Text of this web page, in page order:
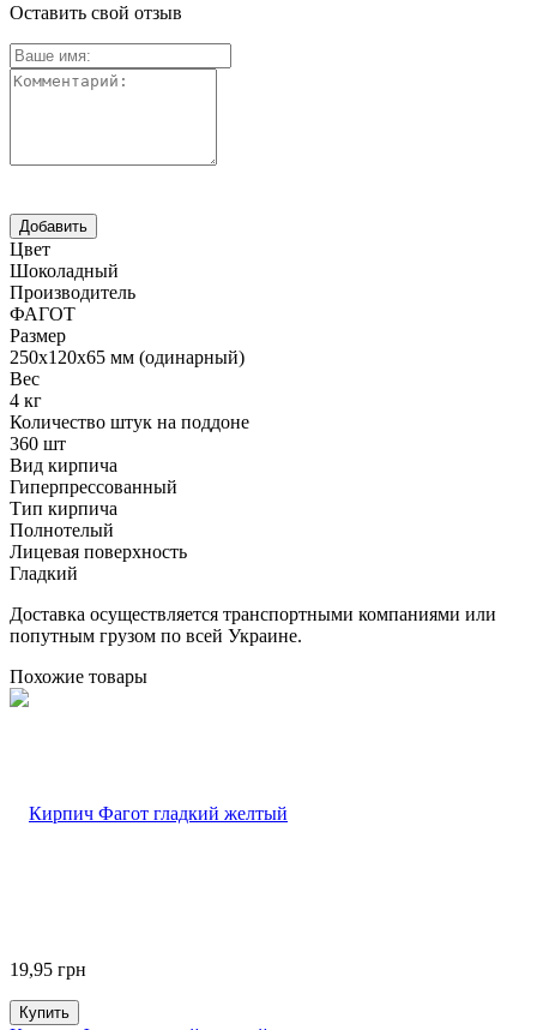
Оставить свой отзыв
Цвет
Шоколадный
Производитель
ФАГОТ
Размер
250х120х65 мм (одинарный)
Вес
4 кг
Количество штук на поддоне
360 шт
Вид кирпича
Гиперпрессованный
Тип кирпича
Полнотелый
Лицевая поверхность
Гладкий
Доставка осуществляется транспортными компаниями или
попутным грузом по всей Украине.
Похожие товары
19,95 грн
Купить